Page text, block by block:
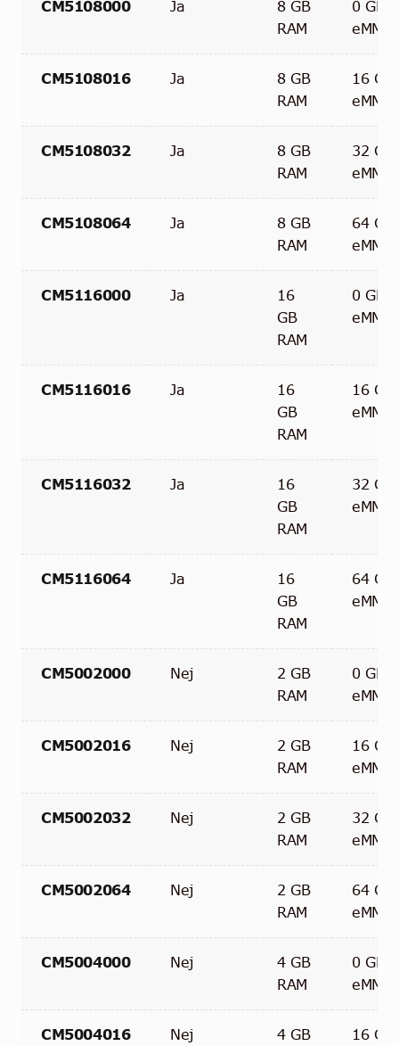
CM5108000 Ja
8 GB
RAM
0 GB
eMMC
CM5108016 Ja
8 GB
RAM
16 GB
eMMC
CM5108032 Ja
8 GB
RAM
32 GB
eMMC
CM5108064 Ja
8 GB
RAM
64 GB
eMMC
CM5116000 Ja
16
GB
RAM
0 GB
eMMC
CM5116016 Ja
16
GB
RAM
16 GB
eMMC
CM5116032 Ja
16
GB
RAM
32 GB
eMMC
CM5116064 Ja
16
GB
RAM
64 GB
eMMC
CM5002000 Nej
2 GB
RAM
0 GB
eMMC
CM5002016 Nej
2 GB
RAM
16 GB
eMMC
CM5002032 Nej
2 GB
RAM
32 GB
eMMC
CM5002064 Nej
2 GB
RAM
64 GB
eMMC
CM5004000 Nej
4 GB
RAM
0 GB
eMMC
CM5004016 Nej
4 GB
16 GB